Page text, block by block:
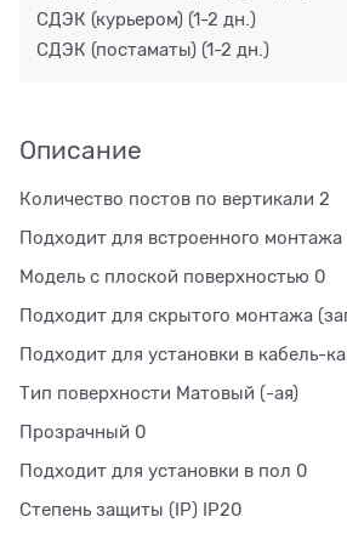
СДЭК (курьером) (1-2 дн.)
СДЭК (постаматы) (1-2 дн.)
Описание
Количество постов по вертикали 2
Подходит для встроенного монтажа
Модель с плоской поверхностью 0
Подходит для скрытого монтажа
Подходит для установки в кабель-
Тип поверхности Матовый (-ая)
Прозрачный 0
Подходит для установки в пол 0
Степень защиты (IP) IP20